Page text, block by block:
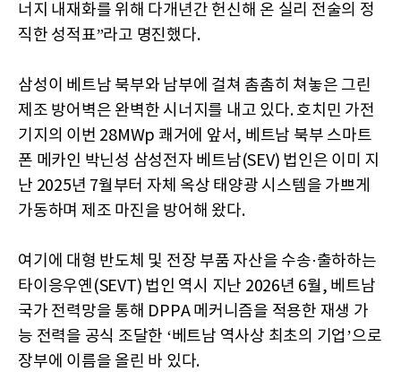
너지 내재화를 위해 다개년간 헌신해 온 실리 전술의 정
직한 성적표”라고 명진했다.
삼성이 베트남 북부와 남부에 걸쳐 촘촘히 쳐놓은 그린
제조 방어벽은 완벽한 시너지를 내고 있다. 호치민 가전
기지의 이번 28MWp 쾌거에 앞서, 베트남 북부 스마트
폰 메카인 박닌성 삼성전자 베트남(SEV) 법인은 이미 지
난 2025년 7월부터 자체 옥상 태양광 시스템을 가쁘게
가동하며 제조 마진을 방어해 왔다.
여기에 대형 반도체 및 전장 부품 자산을 수송·출하하는
타이응우옌(SEVT) 법인 역시 지난 2026년 6월, 베트남
국가 전력망을 통해 DPPA 메커니즘을 적용한 재생 가
능 전력을 공식 조달한 ‘베트남 역사상 최초의 기업’으로
장부에 이름을 올린 바 있다.